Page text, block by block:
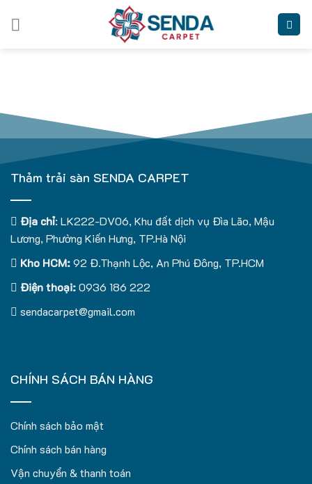
Thảm trải sàn SENDA CARPET
Địa chỉ: LK222-DV06, Khu đất dịch vụ Đìa Lão, Mậu
Lương, Phường Kiến Hưng, TP.Hà Nội
Kho HCM:92 Đ.Thạnh Lộc, An Phú Đông, TP.HCM
Điện thoại:0936 186 222
sendacarpet@gmail.com
CHÍNH SÁCH BÁN HÀNG
Chính sách bảo mật
Chính sách bán hàng
Vận chuyển & thanh toán